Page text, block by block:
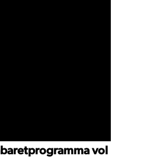
vol